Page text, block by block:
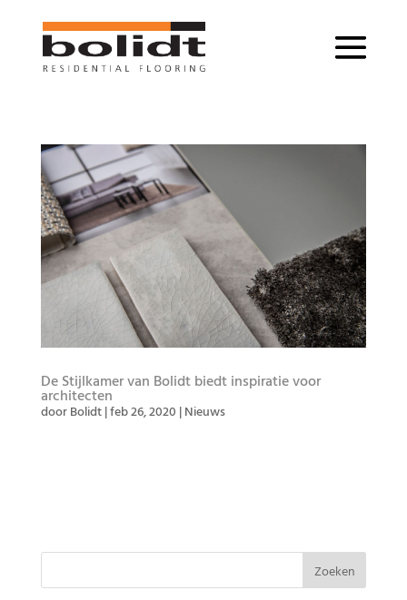
De Stijlkamer van Bolidt biedt inspiratie voor
architecten
doorBolidt|feb 26, 2020 |Nieuws